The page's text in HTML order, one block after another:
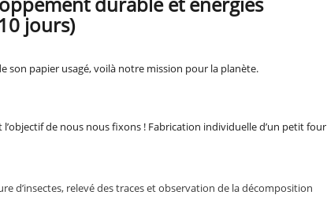
jours)
son papier usagé, voilà notre mission pour la planète.
l’objectif de nous nous fixons ! Fabrication individuelle d’un petit four
d’insectes, relevé des traces et observation de la décomposition